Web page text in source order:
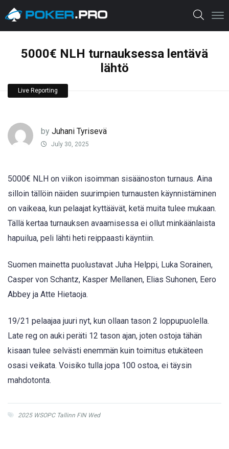
5000€ NLH turnauksessa lentävä
lähtö
Live Reporting
by Juhani Tyrisevä
July 30, 2025
5000€ NLH on viikon isoimman sisäänoston turnaus. Aina
silloin tällöin näiden suurimpien turnausten käynnistäminen
on vaikeaa, kun pelaajat kyttäävät, ketä muita tulee mukaan.
Tällä kertaa turnauksen avaamisessa ei ollut minkäänlaista
hapuilua, peli lähti heti reippaasti käyntiin.
Suomen mainetta puolustavat Juha Helppi, Luka Sorainen,
Casper von Schantz, Kasper Mellanen, Elias Suhonen, Eero
Abbey ja Atte Hietaoja.
19/21 pelaajaa juuri nyt, kun ollaan tason 2 loppupuolella.
Late reg on auki peräti 12 tason ajan, joten ostoja tähän
kisaan tulee selvästi enemmän kuin toimitus etukäteen
osasi veikata. Voisiko tulla jopa 100 ostoa, ei täysin
mahdotonta.
2025 WSOPC Tallinn FIN Wed